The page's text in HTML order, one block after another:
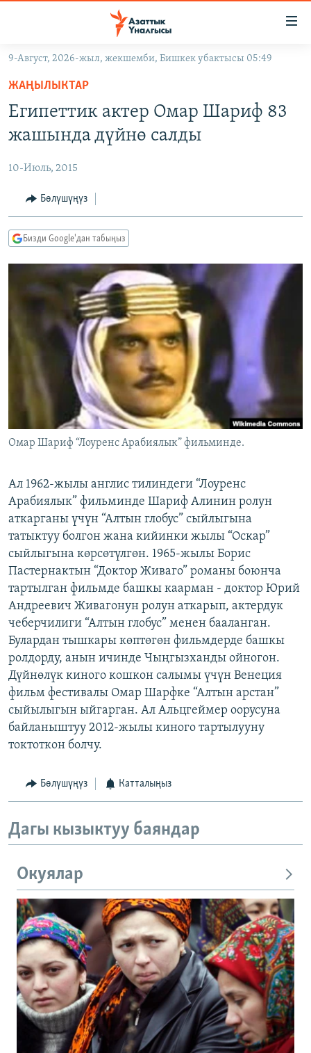
Навигацияга
өтүңүз
Издөөгө
салыңыз
ЭКОНОМИКА
МАДАНИЯТ
БОРБОР АЗИЯ
АТАЙЫН ИЛИКТӨӨ
ТВ ПРОГРАММАЛАР
ЭКСПЕРТТЕР ТАЛДАЙТ
БИЗ ЖАНА ДҮЙНӨ
ДАНИСТЕ
ЭЖЕ-СИҢДИЛЕР
ЫҢГАЙСЫЗ СУРООЛОР
ӨЗГӨЧӨ ПИКИР
Русский
ОНЛАЙН ШЕРИНЕ
ЭЕ/АРнун бардык сайттары
9-Август, 2026-жыл, жекшемби, Бишкек убактысы 05:49
ЖАҢЫЛЫКТАР
Египеттик актер Омар Шариф 83
жашында дүйнө салды
10-Июль, 2015
Бөлүшүңүз
Бизди Google'дан табыңыз
Омар Шариф “Лоуренс Арабиялык” фильминде.
Ал 1962-жылы англис тилиндеги “Лоуренс
Арабиялык” фильминде Шариф Алинин ролун
аткарганы үчүн “Алтын глобус” сыйлыгына
татыктуу болгон жана кийинки жылы “Оскар”
сыйлыгына көрсөтүлгөн. 1965-жылы Борис
Пастернактын “Доктор Живаго” романы боюнча
тартылган фильмде башкы каарман - доктор Юрий
Андреевич Живагонун ролун аткарып, актердук
чеберчилиги “Алтын глобус” менен бааланган.
Булардан тышкары көптөгөн фильмдерде башкы
ролдорду, анын ичинде Чыңгызханды ойногон.
Дүйнөлүк киного кошкон салымы үчүн Венеция
фильм фестивалы Омар Шарфке “Алтын арстан”
сыйылыгын ыйгарган. Ал Альцгеймер оорусуна
байланыштуу 2012-жылы киного тартылууну
токтоткон болчу.
Бөлүшүңүз Катталыңыз
Дагы кызыктуу баяндар
Окуялар